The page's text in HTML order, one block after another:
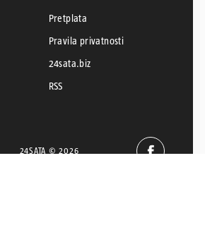
Pretplata
Pravila privatnosti
24sata.biz
RSS
24SATA © 2026